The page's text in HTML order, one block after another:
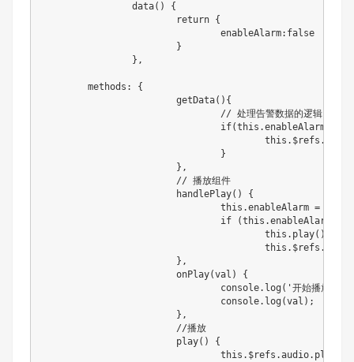
data( )
{
return {
				enableAlarm
: false
}
} ,
	methods
:
{
getData( ) {
// 处理告警数据的逻辑
if(this .enableAlarm
this . $refs .
}
} ,
// 播放组件
handlePlay( )
{
this .enableAlarm =
if
(this .enableAlarm
this . play( )
this . $refs .
} ,
onPlay(val )
{
				console
. log ( '开始播放声音'
				console
. log (val ) ;
} ,
//播放
play( )
{
this . $refs .audio. play